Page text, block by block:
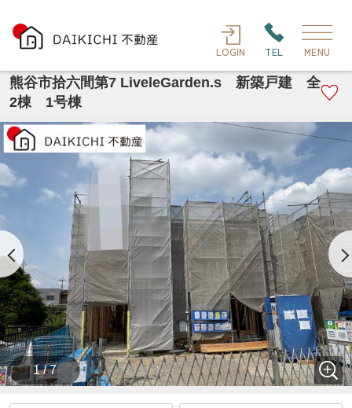
LOGIN TEL MENU
熊谷市拾六間第7 LiveleGarden.s 新築戸建 全
2棟 1号棟
1 / 7